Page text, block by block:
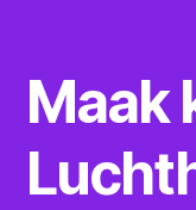
Maak